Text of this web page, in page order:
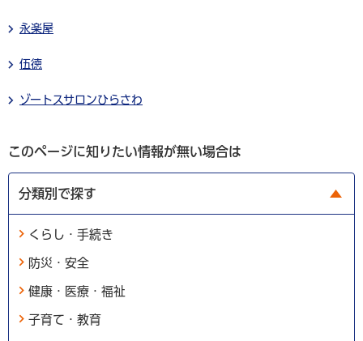
永楽屋
伍徳
ゾートスサロンひらさわ
このページに知りたい情報が無い場合は
分類別で探す
くらし・手続き
防災・安全
健康・医療・福祉
子育て・教育